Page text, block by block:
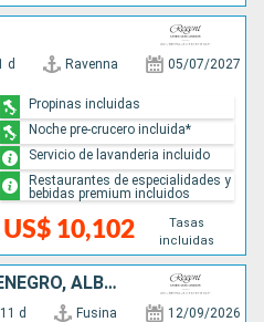
d Ravenna 05/07/2027
US$ 10,102
Tasas
incluidas
Propinas incluidas
Noche pre-crucero incluida*
Servicio de lavanderia incluido
Restaurantes de especialidades y
bebidas premium incluidos
ITALIA, CROACIA, MONTENEGRO, ALBANIA, GRECIA
11 d Fusina 12/09/2026